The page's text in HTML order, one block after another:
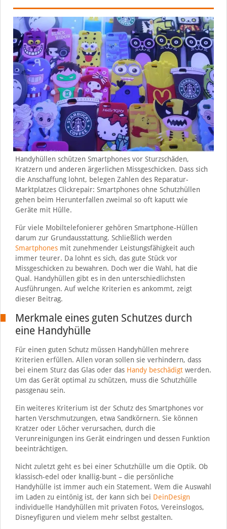
Handyhüllen schützen Smartphones vor Sturzschäden,
Kratzern und anderen ärgerlichen Missgeschicken. Dass sich
die Anschaffung lohnt, belegen Zahlen des Reparatur-
Marktplatzes Clickrepair: Smartphones ohne Schutzhüllen
gehen beim Herunterfallen zweimal so oft kaputt wie
Geräte mit Hülle.
Für viele Mobiltelefonierer gehören Smartphone-Hüllen
darum zur Grundausstattung. Schließlich werden
Smartphonesmit zunehmender Leistungsfähigkeit auch
immer teurer. Da lohnt es sich, das gute Stück vor
Missgeschicken zu bewahren. Doch wer die Wahl, hat die
Qual. Handyhüllen gibt es in den unterschiedlichsten
Ausführungen. Auf welche Kriterien es ankommt, zeigt
dieser Beitrag.
Merkmale eines guten Schutzes durch
eine Handyhülle
Für einen guten Schutz müssen Handyhüllen mehrere
Kriterien erfüllen. Allen voran sollen sie verhindern, dass
bei einem Sturz das Glas oder das Handy beschädigtwerden.
Um das Gerät optimal zu schützen, muss die Schutzhülle
passgenau sein.
Ein weiteres Kriterium ist der Schutz des Smartphones vor
harten Verschmutzungen, etwa Sandkörnern. Sie können
Kratzer oder Löcher verursachen, durch die
Verunreinigungen ins Gerät eindringen und dessen Funktion
beeinträchtigen.
Nicht zuletzt geht es bei einer Schutzhülle um die Optik. Ob
klassisch-edel oder knallig-bunt – die persönliche
Handyhülle ist immer auch ein Statement. Wem die Auswahl
im Laden zu eintönig ist, der kann sich bei DeinDesign
individuelle Handyhüllen mit privaten Fotos, Vereinslogos,
Disneyfiguren und vielem mehr selbst gestalten.